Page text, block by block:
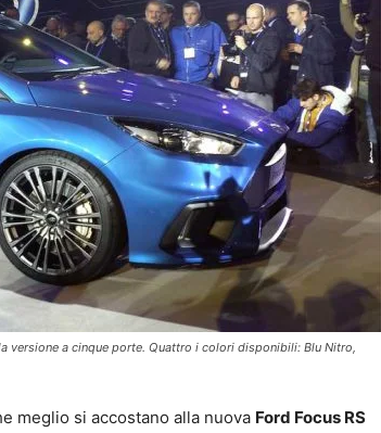
versione a cinque porte. Quattro i colori disponibili: Blu Nitro,
meglio si accostano alla nuova Ford Focus RS